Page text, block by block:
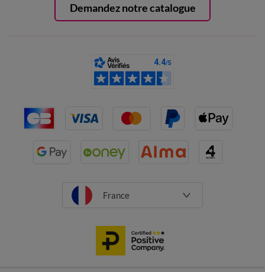
Demandez notre catalogue
France